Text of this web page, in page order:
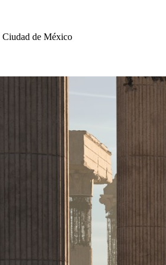
Ciudad de México